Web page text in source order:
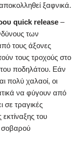
ξαφνικά.
quick release –
των
τους άξονες
τους τροχούς στο
του ποδηλάτου. Εάν
πολύ χαλαοί, οι
να φύγουν από
σε τραγικές
του
σοβαρού